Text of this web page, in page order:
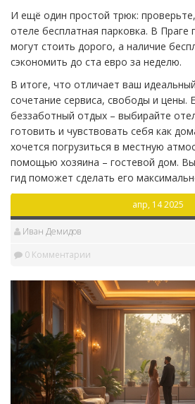
И ещё один простой трюк:
отеле бесплатная парковка. В Праге
могут стоить дорого, а наличие
сэкономить до ста евро за неделю.
В итоге, что отличает ваш
сочетание сервиса, свободы и цены.
беззаботный отдых – выбирайте
готовить и чувствовать себя как
хочется погрузиться в местную
помощью хозяина – гостевой дом.
гид поможет сделать его
апр, 14 2025
Иван Демидов
0 Комментарии